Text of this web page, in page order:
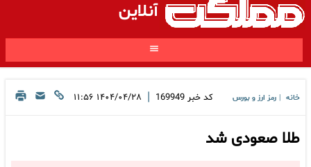
آنلاین
خانه رمز ارز و بورس کد خبر 169949
| ۱۴۰۴/۰۴/۲۸ ۱۱:۵۶
طلا صعودی شد